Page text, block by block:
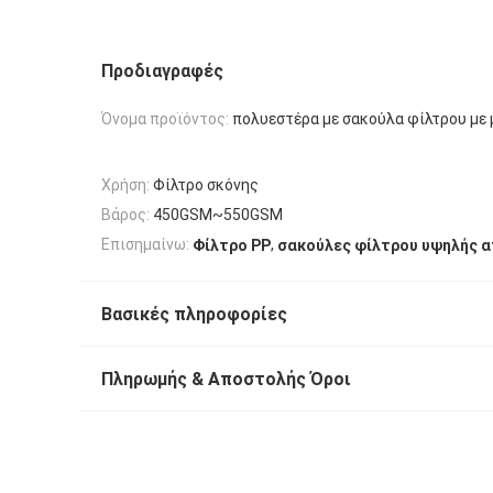
Προδιαγραφές
Όνομα προϊόντος: πολυεστέρα με σακούλα φίλτρου με
Χρήση: Φίλτρο σκόνης
Βάρος: 450GSM~550GSM
Επισημαίνω: Φίλτρο PP, σακούλες φίλτρου υψηλής
Βασικές πληροφορίες
Πληρωμής & Αποστολής Όροι